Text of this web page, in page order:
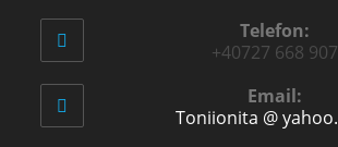
Telefon:
+40727 668 907
Email:
Toniionita @